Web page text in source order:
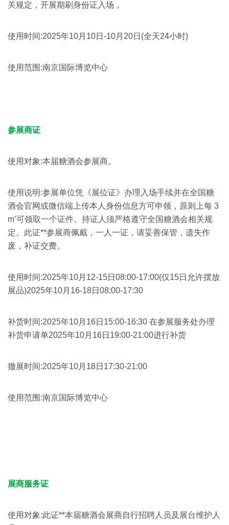
关规定，开展期刷身份证入场，
使用时间:2025年10月10日-10月20日(全天24小时)
使用范围:南京国际博览中心
参展商证
使用对象:本届糖酒会参展商。
使用说明:参展单位凭《展位证》办理入场手续并在全国糖
酒会官网或微信端上传本人身份信息方可申领，原则上每 3
m’可领取一个证件。持证人须严格遵守全国糖酒会相关规
定。此证**参展商佩戴，一人一证，请妥善保管，遗失作
废，补证交费。
使用时间:2025年10月12-15日08:00-17:00(仅15日允许摆放
展品)2025年10月16-18日08:00-17:30
补货时间:2025年10月16日15:00-16:30 在参展服务处办理
补货申请单2025年10月16日19:00-21:00进行补货
撤展时间:2025年10月18日17:30-21:00
使用范围:南京国际博览中心
展商服务证
使用对象:此证**本届糖酒会展商自行招聘人员及展台维护人